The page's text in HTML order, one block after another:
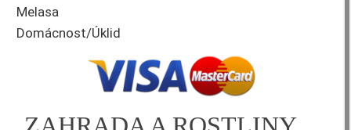
Melasa
Domácnost/Úklid